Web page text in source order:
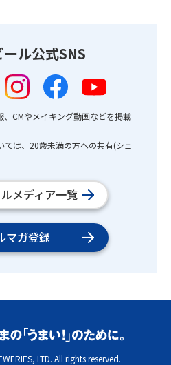
ル公式SNS
CMやメイキング動画などを掲載
は、20歳未満の方への共有(シェ
メディア一覧
マガ登録
LTD. All rights reserved.